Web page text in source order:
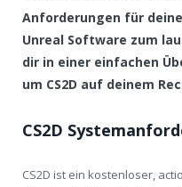
Anforderungen für
Unreal Software zum
dir in einer einfachen
um CS2D auf deinem
CS2D
CS2D ist ein kostenloser,